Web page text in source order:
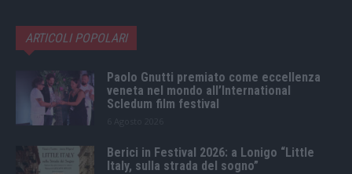
ARTICOLI POPOLARI
Paolo Gnutti premiato come eccellenza
veneta nel mondo all’International
Scledum film festival
Berici in Festival 2026: a Lonigo “Little
Italy, sulla strada del sogno”